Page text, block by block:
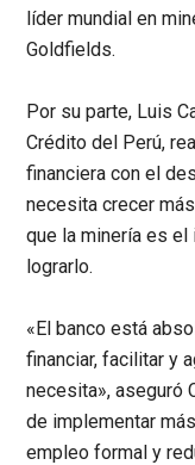
líder mundial en
Goldfields.
Por su parte, Luis
Crédito del Perú,
financiera con el
necesita crecer
que la minería es
lograrlo.
«El banco está
financiar, facilitar y
necesita», aseguró
de implementar
empleo formal y